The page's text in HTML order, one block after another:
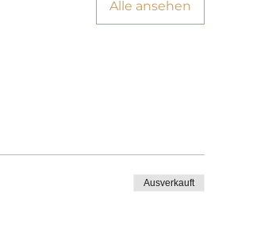
Alle ansehen
Ausverkauft